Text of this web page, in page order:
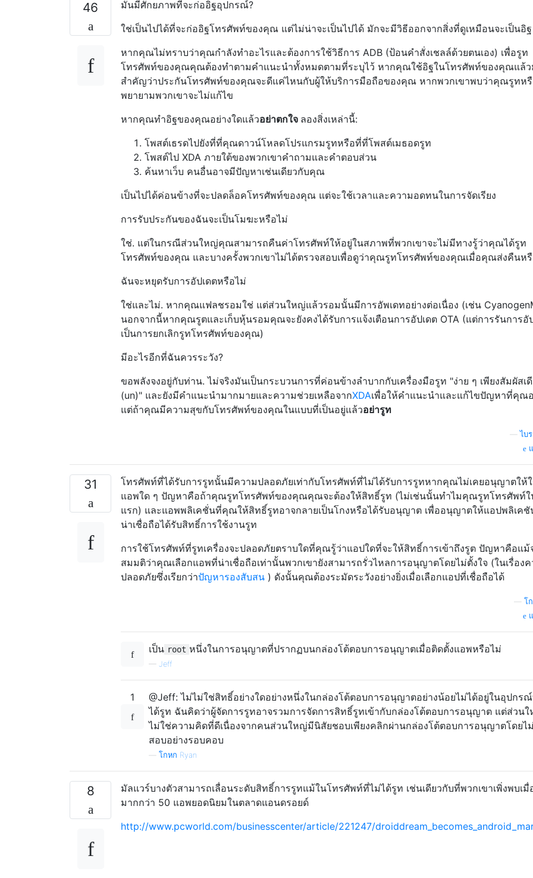
46
มันมีศักยภาพที่จะก่ออิฐอุปกรณ์?
ใช่เป็นไปได้ที่จะก่ออิฐโทรศัพท์ของคุณ แต่ไม่น่าจะเป็นไปได้ มักจะมีวิธีออกจากสิ่งที่ดูเหมือนจะเป็นอิฐ
หากคุณไม่ทราบว่าคุณกำลังทำอะไรและต้องการใช้วิธีการ ADB (ป้อนคำสั่งเชลล์ด้วยตนเอง) เพื่อรูท
โทรศัพท์ของคุณคุณต้องทำตามคำแนะนำทั้งหมดตามที่ระบุไว้ หากคุณใช้อิฐในโทรศัพท์ของคุณแล้
สำคัญว่าประกันโทรศัพท์ของคุณจะดีแค่ไหนกับผู้ให้บริการมือถือของคุณ หากพวกเขาพบว่าคุณรูทห
พยายามพวกเขาจะไม่แก้ไข
หากคุณทำอิฐของคุณอย่างใดแล้วอย่าตกใจ ลองสิ่งเหล่านี้:
โพสต์เธรดไปยังที่ที่คุณดาวน์โหลดโปรแกรมรูทหรือที่ที่โพสต์เมธอดรูท
โพสต์ไป XDA ภายใต้ของพวกเขาคำถามและคำตอบส่วน
ค้นหาเว็บ คนอื่นอาจมีปัญหาเช่นเดียวกับคุณ
เป็นไปได้ค่อนข้างที่จะปลดล็อคโทรศัพท์ของคุณ แต่จะใช้เวลาและความอดทนในการจัดเรียง
การรับประกันของฉันจะเป็นโมฆะหรือไม่
ใช่. แต่ในกรณีส่วนใหญ่คุณสามารถคืนค่าโทรศัพท์ให้อยู่ในสภาพที่พวกเขาจะไม่มีทางรู้ว่าคุณได้รูท
โทรศัพท์ของคุณ และบางครั้งพวกเขาไม่ได้ตรวจสอบเพื่อดูว่าคุณรูทโทรศัพท์ของคุณเมื่อคุณส่งคืนห
ฉันจะหยุดรับการอัปเดตหรือไม่
ใช่และไม่. หากคุณแฟลชรอมใช่ แต่ส่วนใหญ่แล้วรอมนั้นมีการอัพเดทอย่างต่อเนื่อง (เช่น
นอกจากนี้หากคุณรูตและเก็บหุ้นรอมคุณจะยังคงได้รับการแจ้งเตือนการอัปเดต OTA (แต่การรันการอั
เป็นการยกเลิกรูทโทรศัพท์ของคุณ)
มีอะไรอีกที่ฉันควรระวัง?
ขอพลังจงอยู่กับท่าน. ไม่จริงมันเป็นกระบวนการที่ค่อนข้างลำบากกับเครื่องมือรูท "ง่าย ๆ เพียงสัมผัสเ
(un)" และยังมีคำแนะนำมากมายและความช่วยเหลือจากXDAเพื่อให้คำแนะนำและแก้ไขปัญหาที่คุณ
แต่ถ้าคุณมีความสุขกับโทรศัพท์ของคุณในแบบที่เป็นอยู่แล้วอย่ารูท
—ไบ
31
โทรศัพท์ที่ได้รับการรูทนั้นมีความปลอดภัยเท่ากับโทรศัพท์ที่ไม่ได้รับการรูทหากคุณไม่เคยอนุญาตให้
แอพใด ๆ ปัญหาคือถ้าคุณรูทโทรศัพท์ของคุณคุณจะต้องให้สิทธิ์รูท (ไม่เช่นนั้นทำไมคุณรูทโทรศัพท์
แรก) และแอพพลิเคชั่นที่คุณให้สิทธิ์รูทอาจกลายเป็นโกงหรือได้รับอนุญาต เพื่ออนุญาตให้แอปพลิเคชั
น่าเชื่อถือได้รับสิทธิ์การใช้งานรูท
การใช้โทรศัพท์ที่รูทเครื่องจะปลอดภัยตราบใดที่คุณรู้ว่าแอปใดที่จะให้สิทธิ์การเข้าถึงรูต ปัญหาคือแม้
สมมติว่าคุณเลือกแอพที่น่าเชื่อถือเท่านั้นพวกเขายังสามารถรั่วไหลการอนุญาตโดยไม่ตั้งใจ (ในเรื่องค
ปลอดภัยซึ่งเรียกว่าปัญหารองสับสน ) ดังนั้นคุณต้องระมัดระวังอย่างยิ่งเมื่อเลือกแอปที่เชื่อถือได้
โ
เป็น root หนึ่งในการอนุญาตที่ปรากฏบนกล่องโต้ตอบการอนุญาตเมื่อติดตั้งแอพหรือไม่
— Jeff
1
@Jeff: ไม่ไม่ใช่สิทธิ์อย่างใดอย่างหนึ่งในกล่องโต้ตอบการอนุญาตอย่างน้อยไม่ได้อยู่ในอุปกร
ได้รูท ฉันคิดว่าผู้จัดการรูทอาจรวมการจัดการสิทธิ์รูทเข้ากับกล่องโต้ตอบการอนุญาต แต่ส่วน
ไม่ใช่ความคิดที่ดีเนื่องจากคนส่วนใหญ่มีนิสัยชอบเพียงคลิกผ่านกล่องโต้ตอบการอนุญาตโดยไ
สอบอย่างรอบคอบ
โกหก Ryan
8
มัลแวร์บางตัวสามารถเลื่อนระดับสิทธิ์การรูทแม้ในโทรศัพท์ที่ไม่ได้รูท เช่นเดียวกับที่พวกเขาเพิ่งพบเมื่
มากกว่า 50 แอพยอดนิยมในตลาดแอนดรอยด์
http://www.pcworld.com/businesscenter/article/221247/